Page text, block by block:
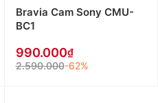
Bravia Cam Sony CMU-
BC1
990.000
2.590.000-62%